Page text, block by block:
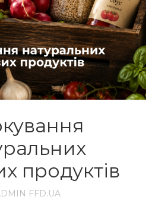
продуктів
FFD.UA